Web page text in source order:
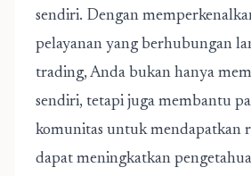
sendiri. Dengan
pelayanan yang berhubungan
trading, Anda bukan hanya
sendiri, tetapi juga membantu
komunitas untuk mendapatkan
dapat meningkatkan